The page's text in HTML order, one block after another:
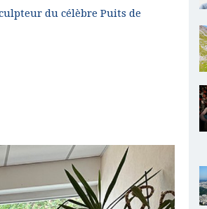
du célèbre Puits de